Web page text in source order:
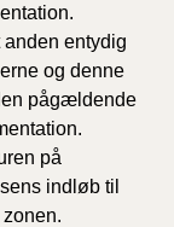
anden entydig
og denne
pågældende
på
indløb til